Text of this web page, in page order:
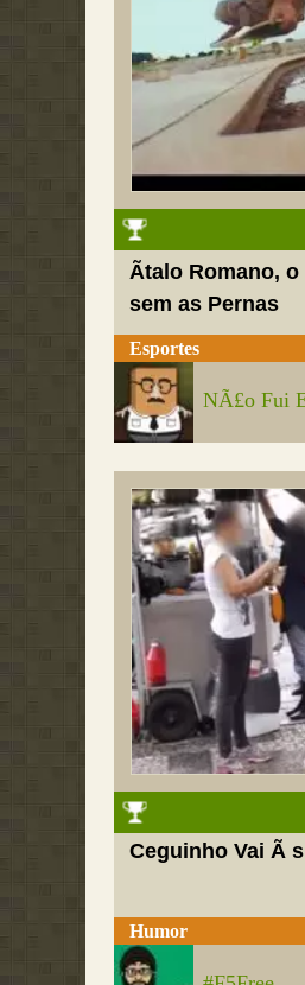
Ãtalo Romano,
sem as Pernas
Esportes
NÃ£o Fui
Ceguinho Vai Ã
Humor